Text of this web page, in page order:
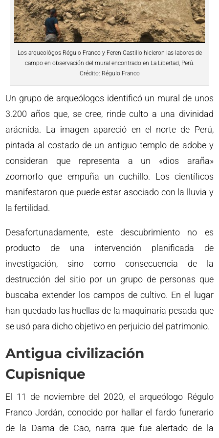
Los arqueológos Régulo Franco y Feren Castillo hicieron las labores de
campo en observación del mural encontrado en La Libertad, Perú.
Crédito: Régulo Franco
Un grupo de arqueólogos identificó un mural de unos
3.200 años que, se cree, rinde culto a una divinidad
arácnida. La imagen apareció en el norte de Perú,
pintada al costado de un antiguo templo de adobe y
consideran que representa a un «dios araña»
zoomorfo que empuña un cuchillo. Los científicos
manifestaron que puede estar asociado con la lluvia y
la fertilidad.
Desafortunadamente, este descubrimiento no es
producto de una intervención planificada de
investigación, sino como consecuencia de la
destrucción del sitio por un grupo de personas que
buscaba extender los campos de cultivo. En el lugar
han quedado las huellas de la maquinaria pesada que
se usó para dicho objetivo en perjuicio del patrimonio.
Antigua civilización
Cupisnique
El 11 de noviembre del 2020, el arqueólogo Régulo
Franco Jordán, conocido por hallar el fardo funerario
de la Dama de Cao, narra que fue alertado de la